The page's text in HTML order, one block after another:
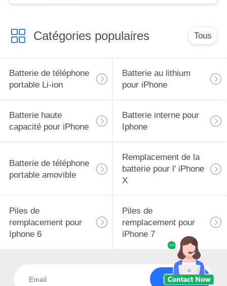
Catégories populaires Tous
Batterie de téléphone
portable Li-ion
Batterie au lithium
pour iPhone
Batterie haute
capacité pour iPhone
Batterie interne pour
Iphone
Batterie de téléphone
portable amovible
Remplacement de la
batterie pour l' iPhone
X
Piles de
remplacement pour
Iphone 6
Piles de
remplacement pour
iPhone 7
Souscrivez